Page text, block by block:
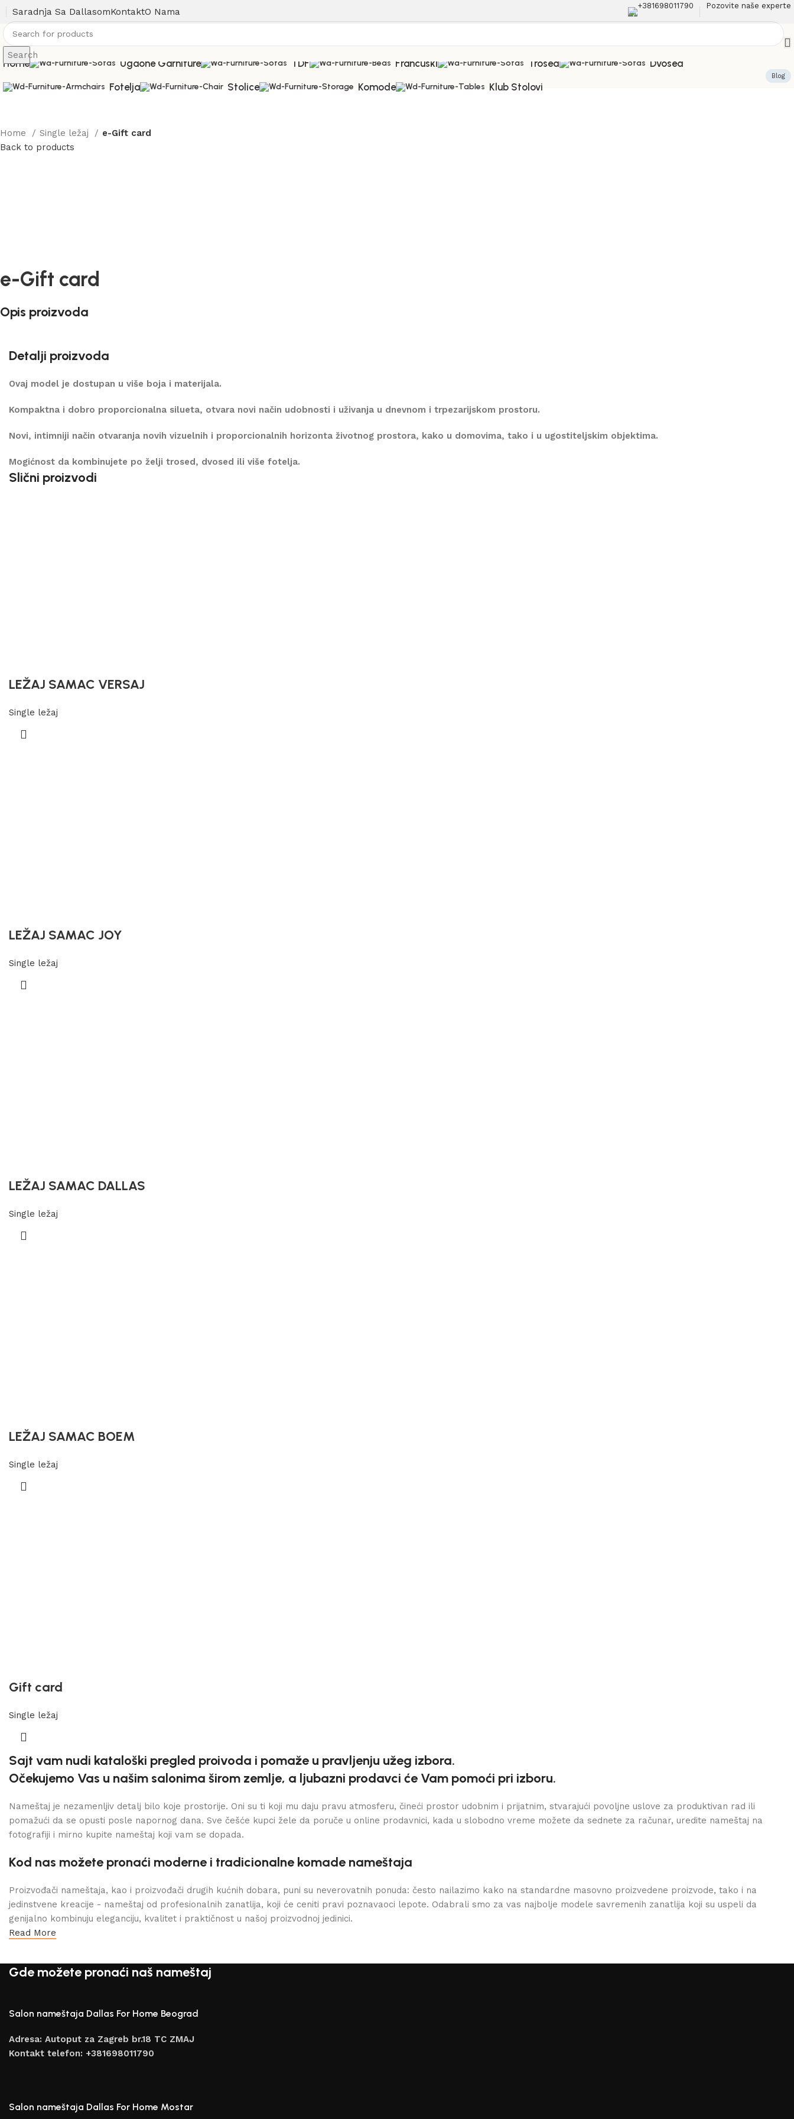
Saradnja Sa DallasomKontaktO Nama
+381698011790 Pozovite naše experte
Search
Home Ugaone Garniture TDF Francuski Trosed
Dvosed
Fotelja
Stolice Komode Klub Stolovi
Blog
Home Single ležaj
e-Gift card
Back to products
e-Gift card
Opis proizvoda
Detalji proizvoda
Ovaj model je dostupan u više boja i materijala.
Kompaktna i dobro proporcionalna silueta, otvara novi način udobnosti i uživanja u dnevnom i trpezarijskom prostoru.
Novi, intimniji način otvaranja novih vizuelnih i proporcionalnih horizonta životnog prostora, kako u domovima, tako i u ugostiteljskim objektima.
Mogićnost da kombinujete po želji trosed, dvosed ili više fotelja.
Slični proizvodi
LEŽAJ SAMAC VERSAJ
Single ležaj
LEŽAJ SAMAC JOY
Single ležaj
LEŽAJ SAMAC DALLAS
Single ležaj
LEŽAJ SAMAC BOEM
Single ležaj
Gift card
Single ležaj
Sajt vam nudi kataloški pregled proivoda i pomaže u pravljenju užeg izbora.
Očekujemo Vas u našim salonima širom zemlje, a ljubazni prodavci će Vam pomoći pri izboru.
Nameštaj je nezamenljiv detalj bilo koje prostorije. Oni su ti koji mu daju pravu atmosferu, čineći prostor udobnim i prijatnim, stvarajući povoljne uslove za produktivan rad ili
pomažući da se opusti posle napornog dana. Sve češće kupci žele da poruče u online prodavnici, kada u slobodno vreme možete da sednete za računar, uredite nameštaj na
fotografiji i mirno kupite nameštaj koji vam se dopada.
Kod nas možete pronaći moderne i tradicionalne komade nameštaja
Proizvođači nameštaja, kao i proizvođači drugih kućnih dobara, puni su neverovatnih ponuda: često nailazimo kako na standardne masovno proizvedene proizvode, tako i na
jedinstvene kreacije - nameštaj od profesionalnih zanatlija, koji će ceniti pravi poznavaoci lepote. Odabrali smo za vas najbolje modele savremenih zanatlija koji su uspeli da
genijalno kombinuju eleganciju, kvalitet i praktičnost u našoj proizvodnoj jedinici.
Read More
Gde možete pronaći naš nameštaj
Salon nameštaja Dallas For Home Beograd
Adresa: Autoput za Zagreb br.18 TC ZMAJ
Kontakt telefon: +381698011790
Salon nameštaja Dallas For Home Mostar